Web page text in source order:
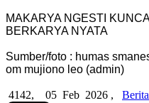
MAKARYA NGESTI
BERKARYA NYATA
Sumber/foto : humas
om mujiono leo (admin)
4142, 05 Feb 2026 ,